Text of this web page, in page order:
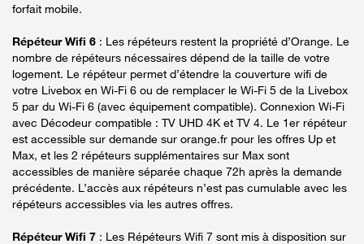
forfait mobile.
Répéteur Wifi 6 : Les répéteurs restent la propriété d’Orange. Le
nombre de répéteurs nécessaires dépend de la taille de votre
logement. Le répéteur permet d’étendre la couverture wifi de
votre Livebox en Wi-Fi 6 ou de remplacer le Wi-Fi 5 de la Livebox
5 par du Wi-Fi 6 (avec équipement compatible). Connexion Wi-Fi
avec Décodeur compatible : TV UHD 4K et TV 4. Le 1er répéteur
est accessible sur demande sur orange.fr pour les offres Up et
Max, et les 2 répéteurs supplémentaires sur Max sont
accessibles de manière séparée chaque 72h après la demande
précédente. L’accès aux répéteurs n’est pas cumulable avec les
répéteurs accessibles via les autres offres.
Répéteur Wifi 7 : Les Répéteurs Wifi 7 sont mis à disposition sur